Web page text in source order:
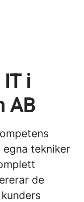
i
AB
egna tekniker
de